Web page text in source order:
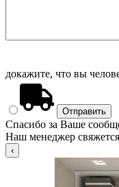
докажите, что вы
Спасибо за Ваше
Наш менеджер